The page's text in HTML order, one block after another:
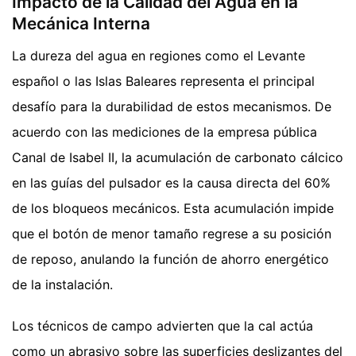
Mecánica Interna
La dureza del agua en regiones como el Levante
español o las Islas Baleares representa el principal
desafío para la durabilidad de estos mecanismos. De
acuerdo con las mediciones de la empresa pública
Canal de Isabel II, la acumulación de carbonato cálcico
en las guías del pulsador es la causa directa del 60%
de los bloqueos mecánicos. Esta acumulación impide
que el botón de menor tamaño regrese a su posición
de reposo, anulando la función de ahorro energético
de la instalación.
Los técnicos de campo advierten que la cal actúa
como un abrasivo sobre las superficies deslizantes del